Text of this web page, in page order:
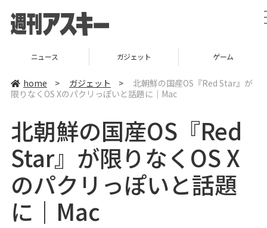
ニュース ガジェット ゲーム
home > ガジェット >
北朝鮮の国産OS『Red Star』が
限りなくOS Xのパクリっぽいと話題に｜Mac
北朝鮮の国産OS『Red
Star』が限りなくOS X
のパクリっぽいと話題
に｜Mac